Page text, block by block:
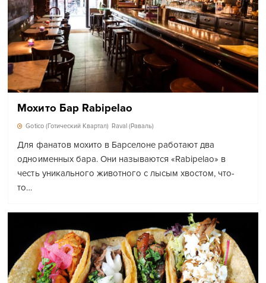
Мохито Бар Rabipelao
Gotico (Готический Квартал) Raval (Раваль)
Для фанатов мохито в Барселоне работают два
одноименных бара. Они называются «Rabipelao» в
честь уникального животного с лысым хвостом, что-
то…